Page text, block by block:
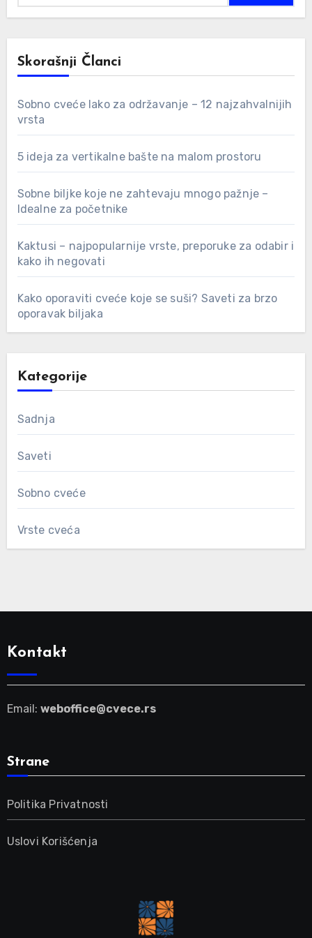
Skorašnji Članci
Sobno cveće lako za održavanje – 12 najzahvalnijih
vrsta
5 ideja za vertikalne bašte na malom prostoru
Sobne biljke koje ne zahtevaju mnogo pažnje –
Idealne za početnike
Kaktusi – najpopularnije vrste, preporuke za odabir i
kako ih negovati
Kako oporaviti cveće koje se suši? Saveti za brzo
oporavak biljaka
Kategorije
Sadnja
Saveti
Sobno cveće
Vrste cveća
Kontakt
Email: weboffice@cvece.rs
Strane
Politika Privatnosti
Uslovi Korišćenja